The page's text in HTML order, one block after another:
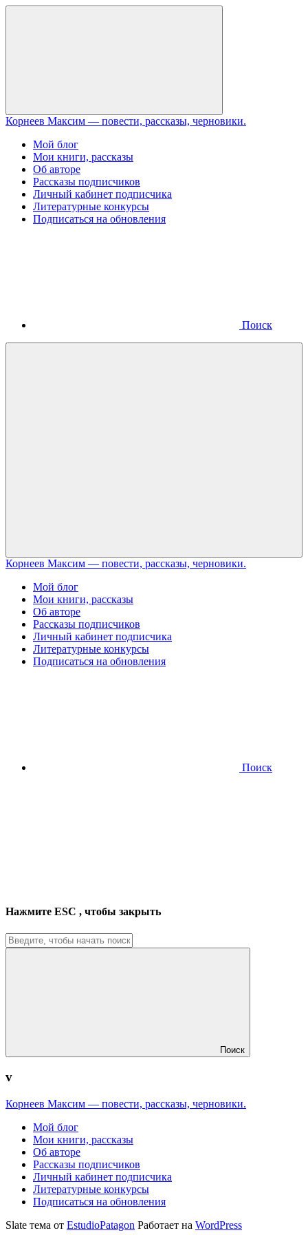
Перейти
Закрыть
Корнеев Максим — повести, рассказы, черновики.
Мой блог
Мои книги, рассказы
Об авторе
Рассказы подписчиков
Личный кабинет подписчика
Литературные конкурсы
Подписаться на обновления
Поиск
Корнеев Максим — повести, рассказы, черновики.
Мой блог
Мои книги, рассказы
Об авторе
Рассказы подписчиков
Личный кабинет подписчика
Литературные конкурсы
Подписаться на обновления
Поиск
Нажмите ESC , чтобы закрыть
Поиск
v
Корнеев Максим — повести, рассказы, черновики.
Мой блог
Мои книги, рассказы
Об авторе
Рассказы подписчиков
Личный кабинет подписчика
Литературные конкурсы
Подписаться на обновления
Slate тема от EstudioPatagon Работает на WordPress